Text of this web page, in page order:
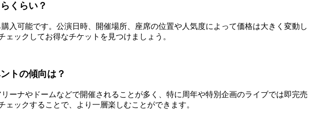
くらい？
入可能です。公演日時、開催場所、座席の位置や人気度によって価格は大きく変動し
ックしてお得なチケットを見つけましょう。
トの傾向は？
ーナやドームなどで開催されることが多く、特に周年や特別企画のライブでは即完売
ックすることで、より一層楽しむことができます。